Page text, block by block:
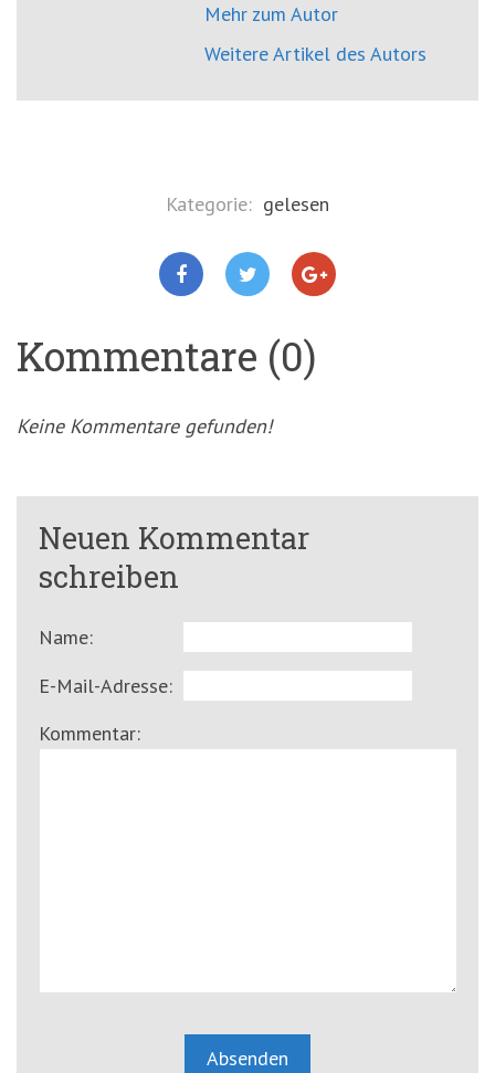
Mehr zum Autor
Weitere Artikel des Autors
Kategorie: gelesen
Kommentare (0)
Keine Kommentare gefunden!
Neuen Kommentar
schreiben
Name:
E-Mail-Adresse:
Kommentar: